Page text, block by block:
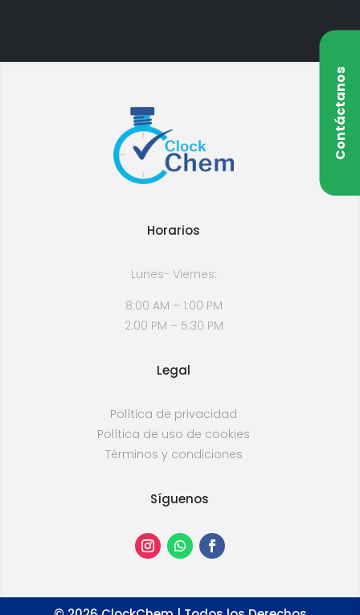
Contáctanos
Horarios
Lunes- Viernes:
8:00 AM – 1:00 PM
2:00 PM – 5:30 PM
Legal
Política de privacidad
Política de uso de cookies
Términos y condiciones
Síguenos